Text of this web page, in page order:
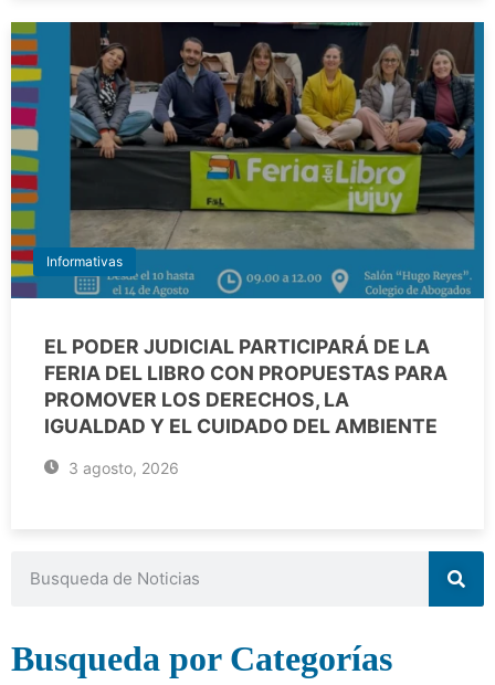
Informativas
EL PODER JUDICIAL PARTICIPARÁ DE LA
FERIA DEL LIBRO CON PROPUESTAS PARA
PROMOVER LOS DERECHOS, LA
IGUALDAD Y EL CUIDADO DEL AMBIENTE
3 agosto, 2026
Busqueda por Categorías